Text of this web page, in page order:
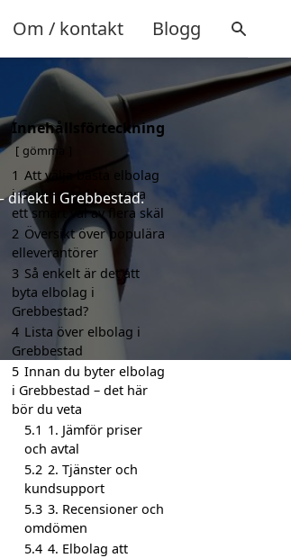
Om / kontakt Blogg
direkt i Grebbestad.
Innehållsförteckning
gömma
1 Att välja bästa elbolag
i Grebbestad kan vara
ett smart val av flera skäl
2 Översikt över populära
elleverantörer
3 Så enkelt är det att
byta elbolag i
Grebbestad?
4 Lista över elbolag i
Grebbestad
5 Innan du byter elbolag
i Grebbestad – det här
bör du veta
5.1 1. Jämför priser
och avtal
5.2 2. Tjänster och
kundsupport
5.3 3. Recensioner och
omdömen
5.4 4. Elbolag att